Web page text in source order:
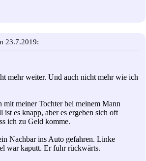
23.7.2019:
mehr weiter. Und auch nicht mehr wie ich
mit meiner Tochter bei meinem Mann
ist es knapp, aber es ergeben sich oft
ich zu Geld komme.
Nachbar ins Auto gefahren. Linke
war kaputt. Er fuhr rückwärts.